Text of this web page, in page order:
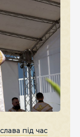
під час